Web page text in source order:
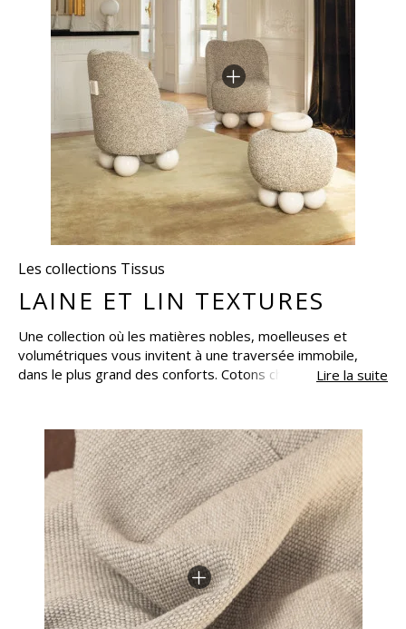
Les collections Tissus
LAINE ET LIN TEXTURES
Une collection où les matières nobles, moelleuses et
volumétriques vous invitent à une traversée immobile,
dans le plus grand des conforts. Cotons chenillés, lins
aux touchers d’une infinie douceur, aux aspects tantôt
délicieusement chinés, gonflants, déstructurés ou
duveteux. Confectionnez à l’envi rideaux et sièges et
laissez coussins, plaids et jetés de lit envahir avec bonheur
votre intérieur.
Lire la suite